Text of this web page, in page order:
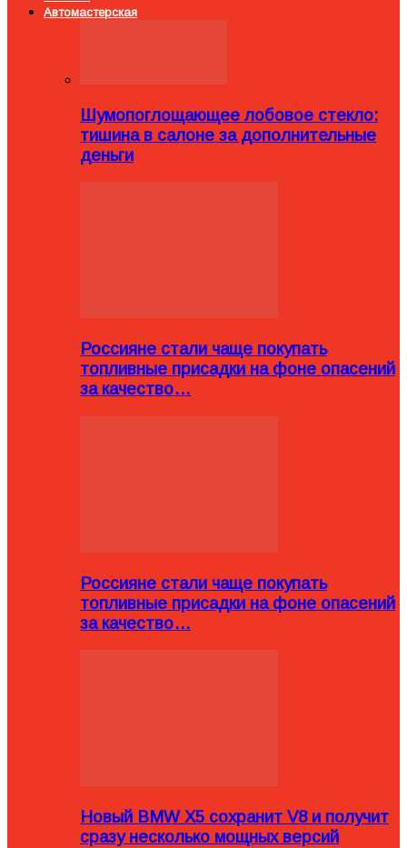
Автомастерская
Шумопоглощающее лобовое стекло:
тишина в салоне за дополнительные
деньги
Россияне стали чаще покупать
топливные присадки на фоне опасений
за качество…
Россияне стали чаще покупать
топливные присадки на фоне опасений
за качество…
Новый BMW X5 сохранит V8 и получит
сразу несколько мощных версий